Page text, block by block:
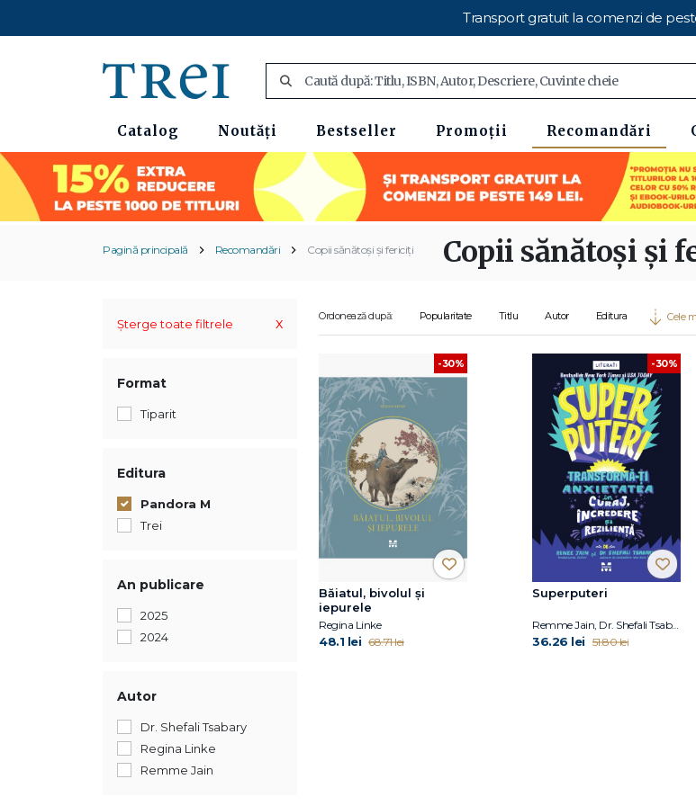
Transport gratuit la comenzi de
Catalog Noutăți Bestseller Promoții Recomandări
Pagină principală Recomandări Copii sănătoși și fericiți Copii sănătoși și
Șterge toate filtrele x
Format
Tiparit
Editura
Pandora M
Trei
An publicare
2025
2024
Autor
Dr. Shefali Tsabary
Regina Linke
Remme Jain
Ordonează după: Popularitate Titlu Autor Editura Cele
-30%
Băiatul, bivolul și
iepurele
Regina Linke
48.1 lei 68.71 lei
-30%
Superputeri
Remme Jain, Dr. Shefali Tsabary
36.26 lei 51.80 lei